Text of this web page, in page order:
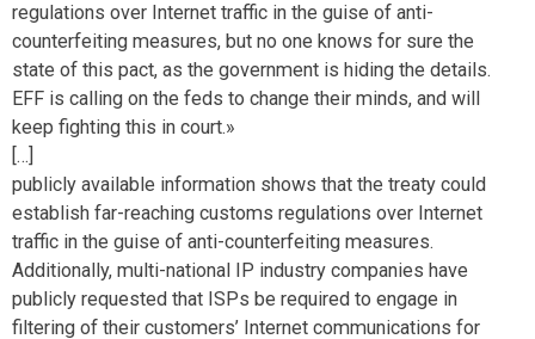
regulations over Internet traffic in the guise of anti-
counterfeiting measures, but no one knows for sure the
state of this pact, as the government is hiding the details.
EFF is calling on the feds to change their minds, and will
keep fighting this in court.»
[…]
publicly available information shows that the treaty could
establish far-reaching customs regulations over Internet
traffic in the guise of anti-counterfeiting measures.
Additionally, multi-national IP industry companies have
publicly requested that ISPs be required to engage in
filtering of their customers’ Internet communications for